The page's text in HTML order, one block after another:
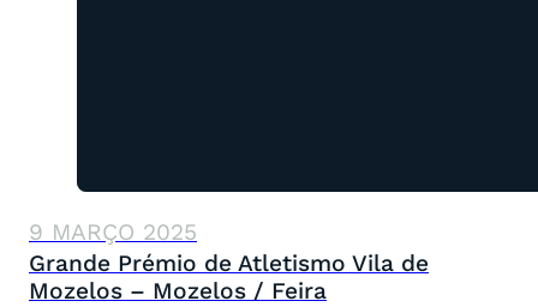
9 MARÇO 2025
Grande Prémio de Atletismo Vila de
Mozelos – Mozelos / Feira